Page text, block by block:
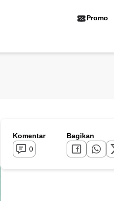
Promo
Komentar
0
Bagikan